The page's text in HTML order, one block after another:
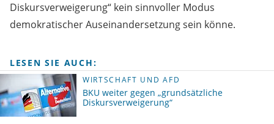
Diskursverweigerung“ kein sinnvoller Modus
demokratischer Auseinandersetzung sein könne.
LESEN SIE AUCH:
WIRTSCHAFT UND AFD
BKU weiter gegen „grundsätzliche
Diskursverweigerung“